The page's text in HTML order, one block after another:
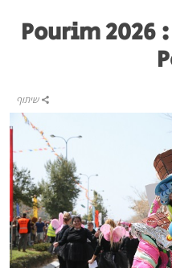
Pourim 2026
שיתוף